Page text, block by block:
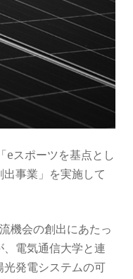
eスポーツを基点とし
事業」を実施して
機会の創出にあたっ
電気通信大学と連
発電システムの可